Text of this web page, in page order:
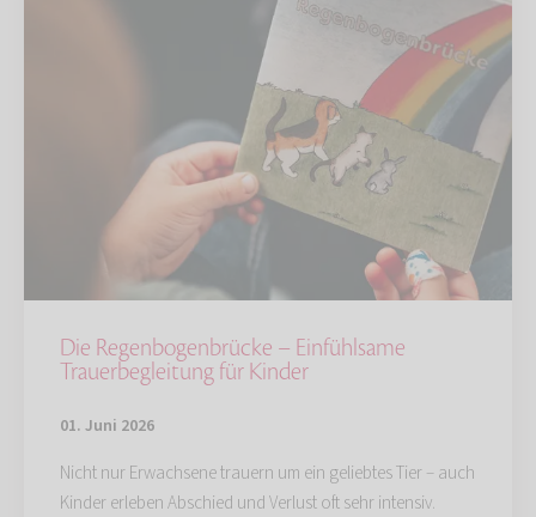
Die Regenbogenbrücke – Einfühlsame
Trauerbegleitung für Kinder
01. Juni 2026
Nicht nur Erwachsene trauern um ein geliebtes Tier – auch
Kinder erleben Abschied und Verlust oft sehr intensiv.